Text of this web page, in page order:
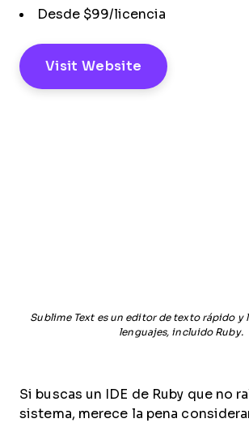
Desde $99/licencia
Visit Website
Sublime Text es un editor de texto rápido y
lenguajes, incluido Ruby.
Si buscas un IDE de Ruby que no
sistema, merece la pena